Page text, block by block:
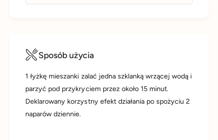
Sposób użycia
1 łyżkę mieszanki zalać jedna szklanką wrzącej wodą i
parzyć pod przykryciem przez około 15 minut.
Deklarowany korzystny efekt działania po spożyciu 2
naparów dziennie.